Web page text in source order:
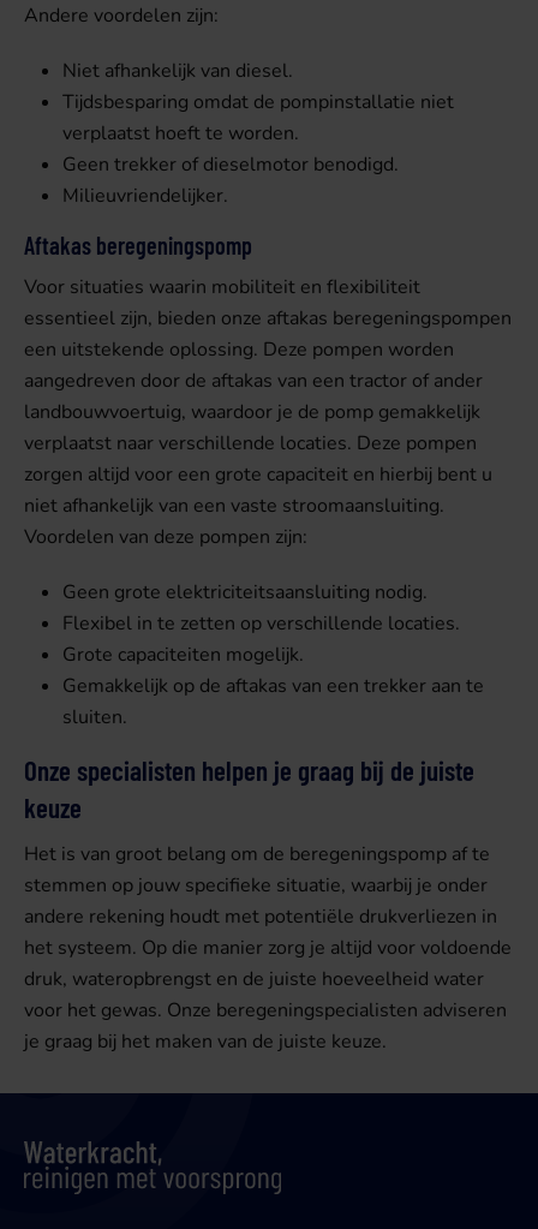
Andere voordelen zijn:
Niet afhankelijk van diesel.
Tijdsbesparing omdat de pompinstallatie niet
verplaatst hoeft te worden.
Geen trekker of dieselmotor benodigd.
Milieuvriendelijker.
Aftakas beregeningspomp
Voor situaties waarin mobiliteit en flexibiliteit
essentieel zijn, bieden onze aftakas beregeningspompen
een uitstekende oplossing. Deze pompen worden
aangedreven door de aftakas van een tractor of ander
landbouwvoertuig, waardoor je de pomp gemakkelijk
verplaatst naar verschillende locaties. Deze pompen
zorgen altijd voor een grote capaciteit en hierbij bent u
niet afhankelijk van een vaste stroomaansluiting.
Voordelen van deze pompen zijn:
Geen grote elektriciteitsaansluiting nodig.
Flexibel in te zetten op verschillende locaties.
Grote capaciteiten mogelijk.
Gemakkelijk op de aftakas van een trekker aan te
sluiten.
Onze specialisten helpen je graag bij de juiste
keuze
Het is van groot belang om de beregeningspomp af te
stemmen op jouw specifieke situatie, waarbij je onder
andere rekening houdt met potentiële drukverliezen in
het systeem. Op die manier zorg je altijd voor voldoende
druk, wateropbrengst en de juiste hoeveelheid water
voor het gewas. Onze beregeningspecialisten adviseren
je graag bij het maken van de juiste keuze.